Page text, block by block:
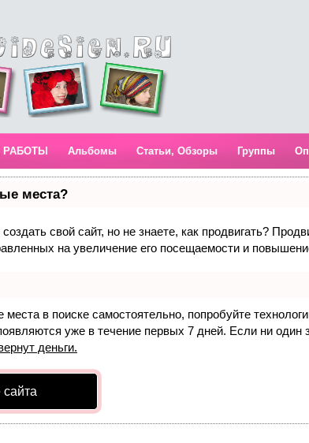
РАБОТЫ Альбомы Статьи, Обзоры Группы
места?
свой сайт, но не знаете, как продвигать?
на увеличение его посещаемости и
в поиске самостоятельно, попробуйте
уже в течение первых 7 дней. Если ни один
деньги.